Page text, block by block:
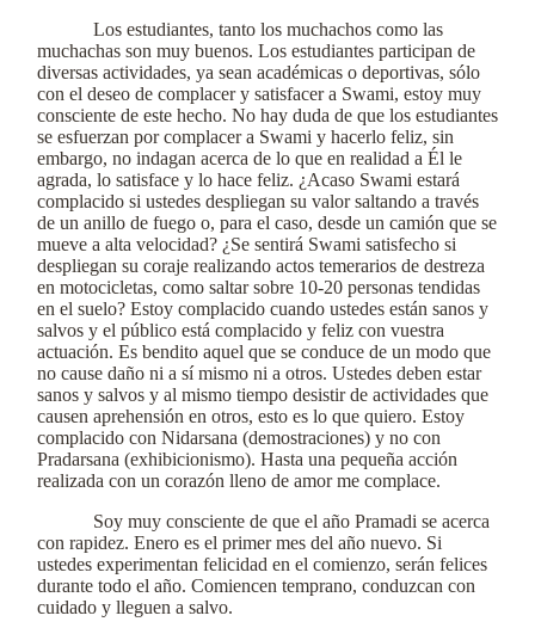
Los estudiantes, tanto los muchachos como las
muchachas son muy buenos. Los estudiantes participan de
diversas actividades, ya sean académicas o deportivas, sólo
con el deseo de complacer y satisfacer a Swami, estoy muy
consciente de este hecho. No hay duda de que los estudiantes
se esfuerzan por complacer a Swami y hacerlo feliz, sin
embargo, no indagan acerca de lo que en realidad a Él le
agrada, lo satisface y lo hace feliz. ¿Acaso Swami estará
complacido si ustedes despliegan su valor saltando a través
de un anillo de fuego o, para el caso, desde un camión que se
mueve a alta velocidad? ¿Se sentirá Swami satisfecho si
despliegan su coraje realizando actos temerarios de destreza
en motocicletas, como saltar sobre 10-20 personas tendidas
en el suelo? Estoy complacido cuando ustedes están sanos y
salvos y el público está complacido y feliz con vuestra
actuación. Es bendito aquel que se conduce de un modo que
no cause daño ni a sí mismo ni a otros. Ustedes deben estar
sanos y salvos y al mismo tiempo desistir de actividades que
causen aprehensión en otros, esto es lo que quiero. Estoy
complacido con Nidarsana (demostraciones) y no con
Pradarsana (exhibicionismo). Hasta una pequeña acción
realizada con un corazón lleno de amor me complace.
Soy muy consciente de que el año Pramadi se acerca
con rapidez. Enero es el primer mes del año nuevo. Si
ustedes experimentan felicidad en el comienzo, serán felices
durante todo el año. Comiencen temprano, conduzcan con
cuidado y lleguen a salvo.